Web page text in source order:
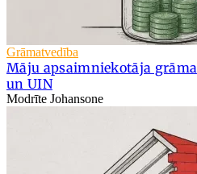
Grāmatvedība
Māju apsaimniekotāja
un UIN
Modrīte Johansone